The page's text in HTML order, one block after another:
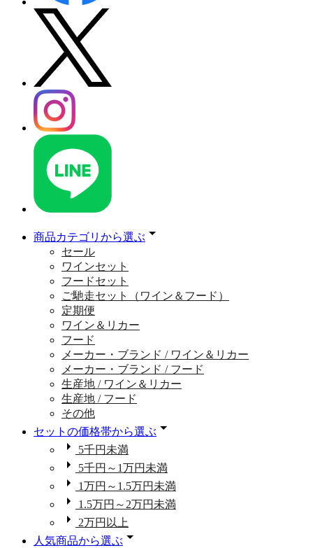
商品カテゴリから選ぶ
セール
ワインセット
フードセット
ご馳走セット（ワイン＆フード）
定期便
ワイン＆リカー
フード
メーカー・ブランド / ワイン＆リカー
メーカー・ブランド / フード
生産地 / ワイン＆リカー
生産地 / フード
その他
セットの価格帯から選ぶ
5千円未満
5千円～1万円未満
1万円～1.5万円未満
1.5万円～2万円未満
2万円以上
人気商品から選ぶ